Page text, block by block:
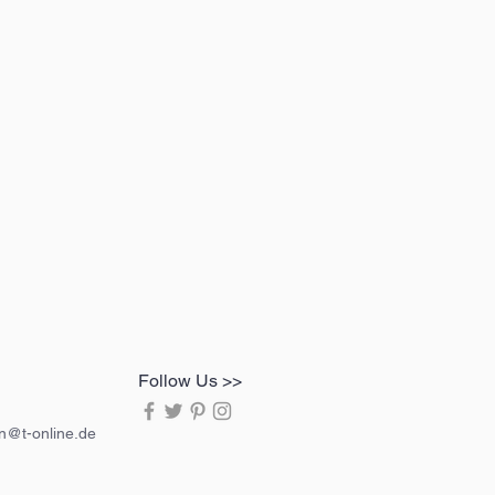
online.de
Follow Us >>